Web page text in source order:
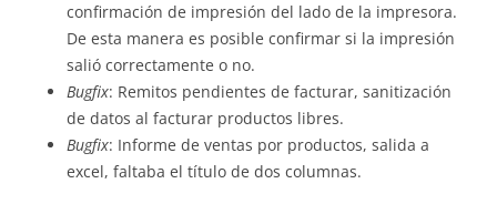
confirmación de impresión del lado de la impresora.
De esta manera es posible confirmar si la impresión
salió correctamente o no.
Bugfix: Remitos pendientes de facturar, sanitización
de datos al facturar productos libres.
Bugfix: Informe de ventas por productos, salida a
excel, faltaba el título de dos columnas.